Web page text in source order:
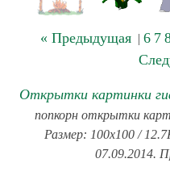
« Предыдущая | 6 7
Открытки картинки
попкорн открытки
Размер: 100x100 /
07.09.2014.